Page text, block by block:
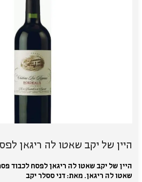
היין של יקב שאטו לה ריגאן
היין של יקב שאטו לה ריגאן לפסח לכבוד
שאטו לה ריגאן. מאת: דני ססלר יקב